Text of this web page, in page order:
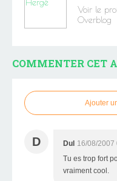
Voir le
Overblog
COMMENTER CET
Ajouter
D Dul 16/08/2007
Tu es trop fort
vraiment cool.